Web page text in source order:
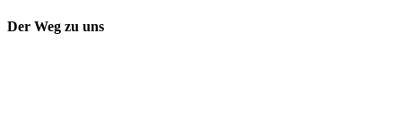
Der Weg zu uns